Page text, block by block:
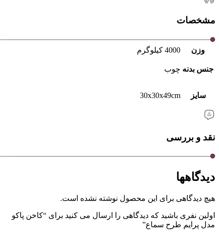
مشخصات
وزن 4000 کیلوگرم
جنس بدنه چوب
سایز 30x30x49cm
نقد و بررسی
دیدگاهها
هیچ دیدگاهی برای این محصول نوشته نشده است.
اولین نفری باشید که دیدگاهی را ارسال می کنید برای “کاخن پاکو
مدل پرایم طرح سماع”